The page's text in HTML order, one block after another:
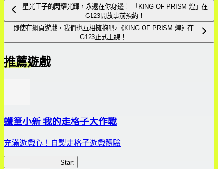
星光王子的閃耀光輝，永遠在你身邊！ 「KING OF PRISM 煌」在
G123開放事前預約！
即使在網頁遊戲，我們也互相擁抱吧♪《KING OF PRISM 煌》在
G123正式上線！
推薦遊戲
蠟筆小新 我的走格子大作戰
充滿遊戲心！自製走格子遊戲體驗
Start